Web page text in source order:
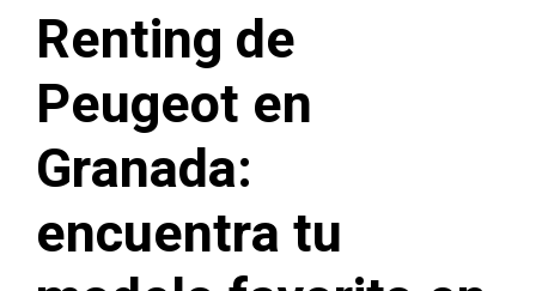
Renting de
Peugeot en
Granada:
encuentra tu